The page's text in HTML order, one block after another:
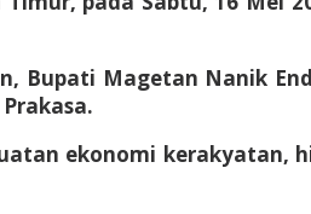
Bupati Magetan Nanik
ekonomi kerakyatan,